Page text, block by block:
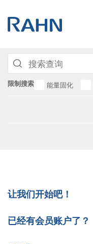
限制搜索 能量固化
让我们开始吧！
已经有会员账户了？